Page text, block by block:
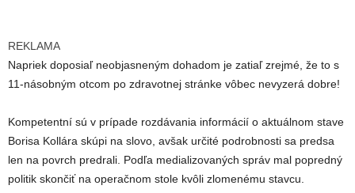
REKLAMA
Napriek doposiaľ neobjasneným dohadom je zatiaľ zrejmé, že to s
11-násobným otcom po zdravotnej stránke vôbec nevyzerá dobre!
Kompetentní sú v prípade rozdávania informácií o aktuálnom stave
Borisa Kollára skúpi na slovo, avšak určité podrobnosti sa predsa
len na povrch predrali. Podľa medializovaných správ mal popredný
politik skončiť na operačnom stole kvôli zlomenému stavcu.